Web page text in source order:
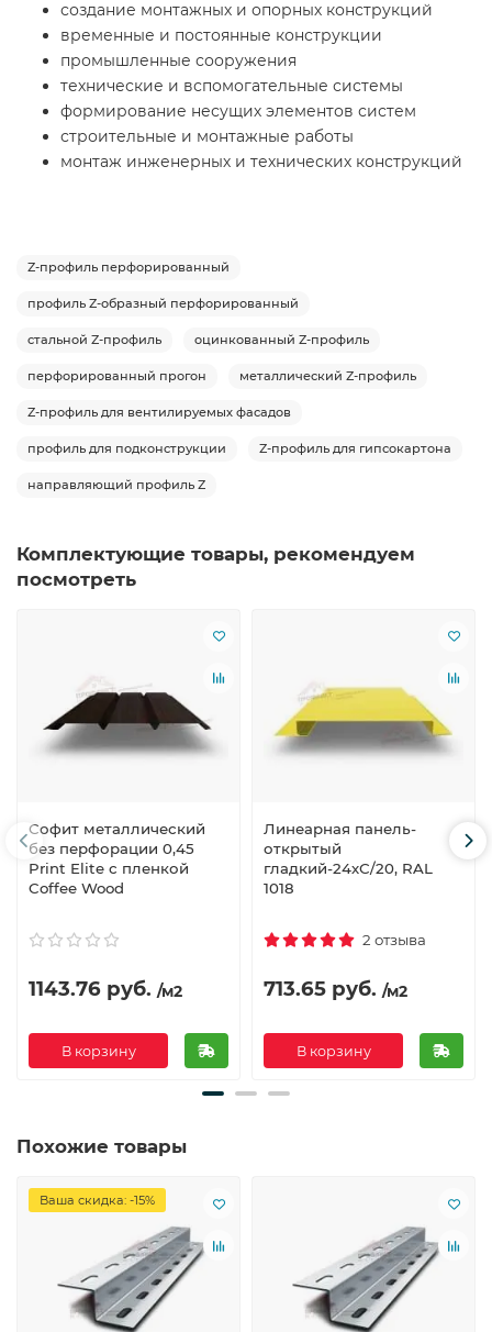
создание монтажных и опорных конструкций
временные и постоянные конструкции
промышленные сооружения
технические и вспомогательные системы
формирование несущих элементов систем
строительные и монтажные работы
монтаж инженерных и технических конструкций
Z-профиль перфорированный
профиль Z-образный перфорированный
стальной Z-профиль оцинкованный Z-профиль
перфорированный прогон металлический Z-профиль
Z-профиль для вентилируемых фасадов
профиль для подконструкции Z-профиль для гипсокартона
направляющий профиль Z
Комплектующие товары, рекомендуем
посмотреть
Софит металлический
без перфорации 0,45
Print Elite с пленкой
Coffee Wood
1143.76 руб. /м2
В корзину
Линеарная панель-
открытый
гладкий-24хС/20, RAL
1018
2 отзыва
713.65 руб. /м2
В корзину
Похожие товары
Ваша скидка: -15%